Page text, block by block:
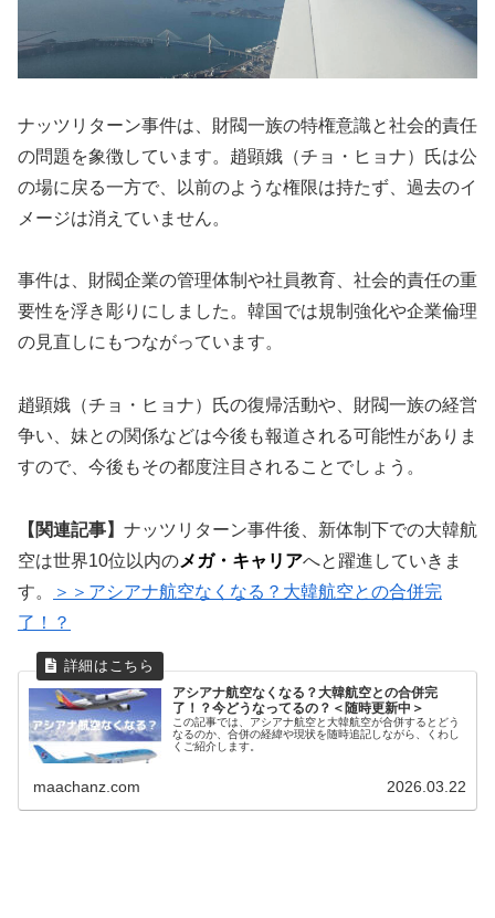
ナッツリターン事件は、財閥一族の特権意識と社会的責任
の問題を象徴しています。趙顕娥（チョ・ヒョナ）氏は公
の場に戻る一方で、以前のような権限は持たず、過去のイ
メージは消えていません。
事件は、財閥企業の管理体制や社員教育、社会的責任の重
要性を浮き彫りにしました。韓国では規制強化や企業倫理
の見直しにもつながっています。
趙顕娥（チョ・ヒョナ）氏の復帰活動や、財閥一族の経営
争い、妹との関係などは今後も報道される可能性がありま
すので、今後もその都度注目されることでしょう。
【関連記事】 ナッツリターン事件後、新体制下での大韓航
空は世界10位以内のメガ・キャリアへと躍進していきま
す。
＞＞アシアナ航空なくなる？大韓航空との合併完
了！？
アシアナ航空なくなる？大韓航空との合併完
了！？今どうなってるの？＜随時更新中＞
この記事では、アシアナ航空と大韓航空が合併するとどう
なるのか、合併の経緯や現状を随時追記しながら、くわし
くご紹介します。
maachanz.com 2026.03.22